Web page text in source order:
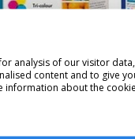
14 090 Ft (bruttó 17 894
Több darabos ár
analysis of our visitor
content and to give
information about the